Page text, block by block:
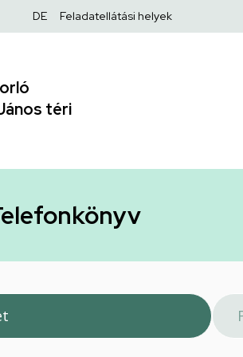
Felső
DE Feladatellátási helyek
téri